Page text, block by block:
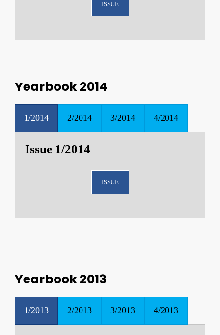
ISSUE
Yearbook 2014
1/2014 2/2014 3/2014 4/2014
Issue 1/2014
ISSUE
Yearbook 2013
1/2013 2/2013 3/2013 4/2013